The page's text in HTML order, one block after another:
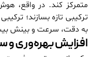
متمرکز کند. در واقع،
ترکیبی تازه بسازند؛
به دقت، سرعت و بینش
افزایش بهره‌وری